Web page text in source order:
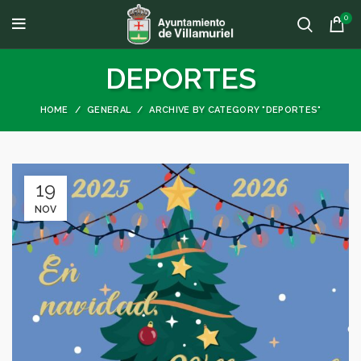
0
DEPORTES
HOME GENERAL ARCHIVE BY CATEGORY "DEPORTES"
19
NOV